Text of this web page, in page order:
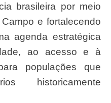
brasileira por meio
e fortalecendo
agenda estratégica
ao acesso e à
populações que
historicamente